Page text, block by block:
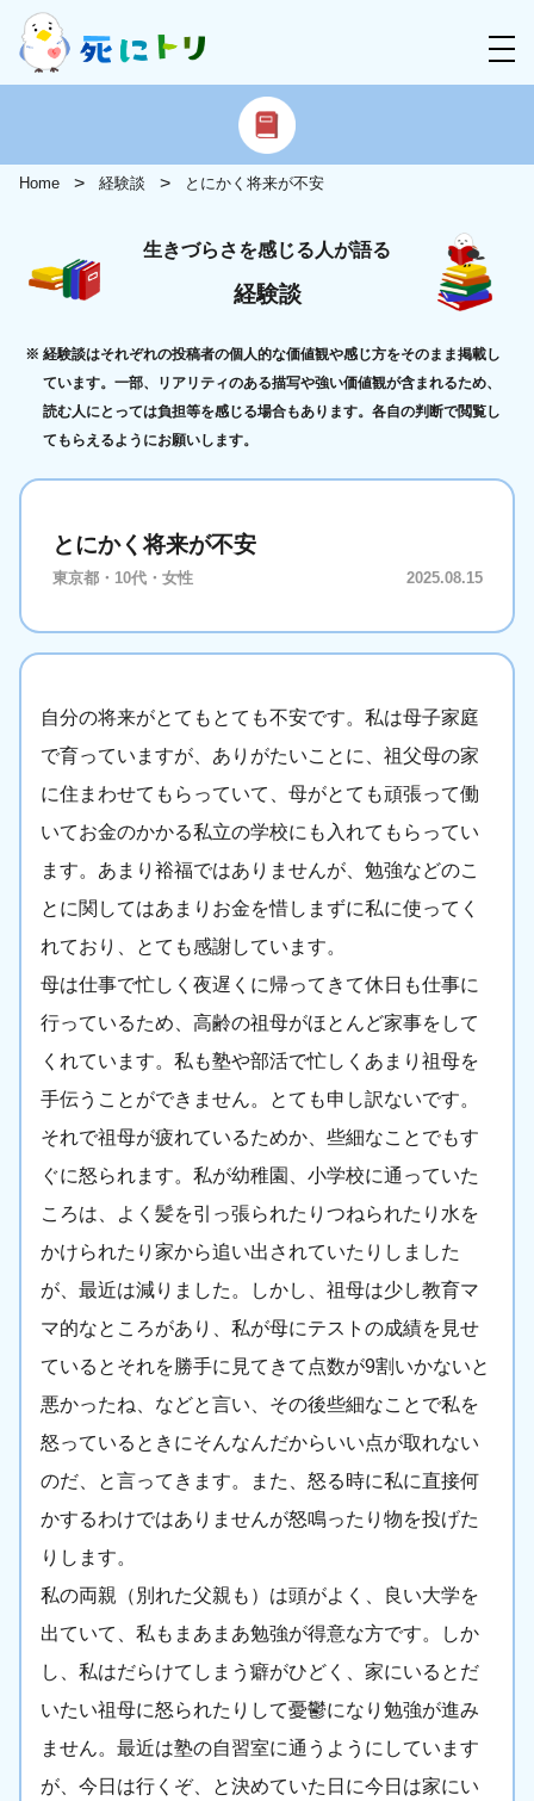
Home 経験談 とにかく将来が不安
生きづらさを感じる人が語る
経験談
経験談はそれぞれの投稿者の個人的な価値観や感じ方をそのまま掲載し
ています。一部、リアリティのある描写や強い価値観が含まれるため、
読む人にとっては負担等を感じる場合もあります。各自の判断で閲覧し
てもらえるようにお願いします。
とにかく将来が不安
東京都・10代・女性 2025.08.15
自分の将来がとてもとても不安です。私は母子家庭
で育っていますが、ありがたいことに、祖父母の家
に住まわせてもらっていて、母がとても頑張って働
いてお金のかかる私立の学校にも入れてもらってい
ます。あまり裕福ではありませんが、勉強などのこ
とに関してはあまりお金を惜しまずに私に使ってく
れており、とても感謝しています。
母は仕事で忙しく夜遅くに帰ってきて休日も仕事に
行っているため、高齢の祖母がほとんど家事をして
くれています。私も塾や部活で忙しくあまり祖母を
手伝うことができません。とても申し訳ないです。
それで祖母が疲れているためか、些細なことでもす
ぐに怒られます。私が幼稚園、小学校に通っていた
ころは、よく髪を引っ張られたりつねられたり水を
かけられたり家から追い出されていたりしました
が、最近は減りました。しかし、祖母は少し教育マ
マ的なところがあり、私が母にテストの成績を見せ
ているとそれを勝手に見てきて点数が9割いかないと
悪かったね、などと言い、その後些細なことで私を
怒っているときにそんなんだからいい点が取れない
のだ、と言ってきます。また、怒る時に私に直接何
かするわけではありませんが怒鳴ったり物を投げた
りします。
私の両親（別れた父親も）は頭がよく、良い大学を
出ていて、私もまあまあ勉強が得意な方です。しか
し、私はだらけてしまう癖がひどく、家にいるとだ
いたい祖母に怒られたりして憂鬱になり勉強が進み
ません。最近は塾の自習室に通うようにしています
が、今日は行くぞ、と決めていた日に今日は家にい